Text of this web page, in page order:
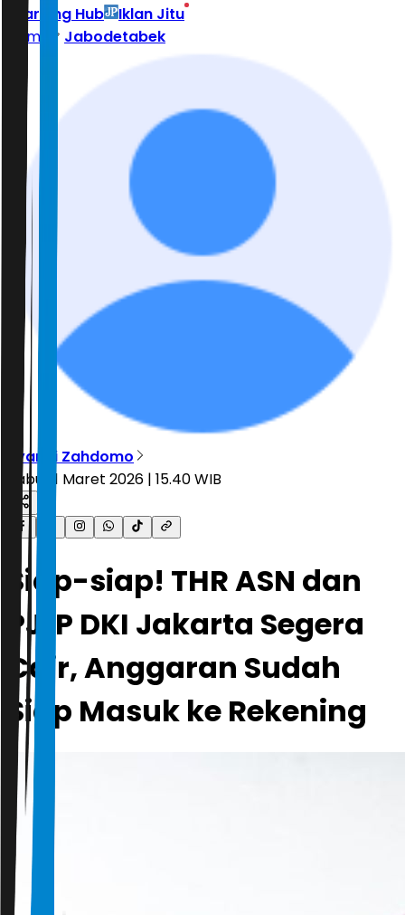
Learning Hub
Iklan Jitu
Home
Jabodetabek
Ryandi Zahdomo
Rabu, 11 Maret 2026 | 15.40 WIB
Siap-siap! THR ASN dan
PJLP DKI Jakarta Segera
Cair, Anggaran Sudah
Siap Masuk ke Rekening